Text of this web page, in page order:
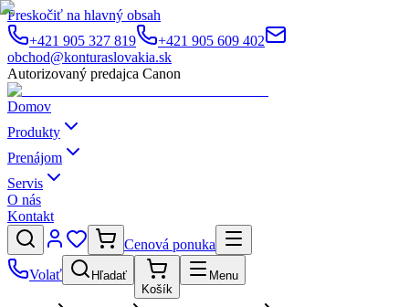
Preskočiť na hlavný obsah
+421 905 327 819
+421 905 609 402
obchod@konturaslovakia.sk
Autorizovaný predajca Canon
Domov
Produkty
Prenájom
Servis
O nás
Kontakt
Cenová ponuka
Volať
Hľadať
Košík
Menu